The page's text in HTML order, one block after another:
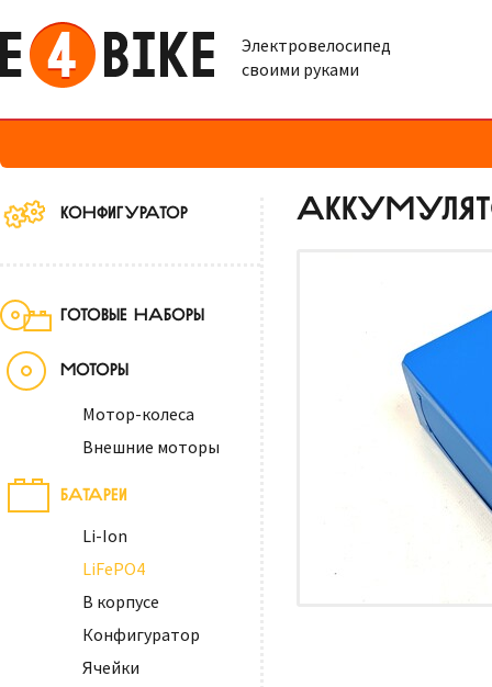
Электровелосипед
своими руками
КОНФИГУРАТОР
ГОТОВЫЕ НАБОРЫ
МОТОРЫ
Мотор-колеса
Внешние моторы
БАТАРЕИ
Li-Ion
LiFePO4
В корпусе
Конфигуратор
Ячейки